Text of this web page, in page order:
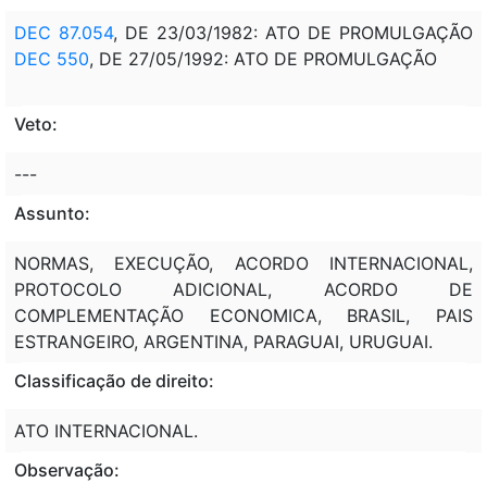
DEC 87.054, DE 23/03/1982: ATO DE PROMULGAÇÃO
DEC 550, DE 27/05/1992: ATO DE PROMULGAÇÃO
Veto:
---
Assunto:
NORMAS, EXECUÇÃO, ACORDO INTERNACIONAL,
PROTOCOLO ADICIONAL, ACORDO DE
COMPLEMENTAÇÃO ECONOMICA, BRASIL, PAIS
ESTRANGEIRO, ARGENTINA, PARAGUAI, URUGUAI.
Classificação de direito:
ATO INTERNACIONAL.
Observação: